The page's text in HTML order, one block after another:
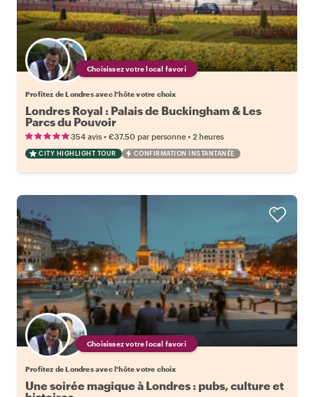
Choisissez votre local favori
Profitez de Londres avec l'hôte votre choix
Londres Royal : Palais de Buckingham & Les
Parcs du Pouvoir
354 avis • €37.50 par personne • 2 heures
CITY HIGHLIGHT TOUR CONFIRMATION INSTANTANÉE
Choisissez votre local favori
Profitez de Londres avec l'hôte votre choix
Une soirée magique à Londres : pubs, culture et